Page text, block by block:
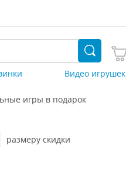
Видео игрушек
игры в подарок
размеру скидки